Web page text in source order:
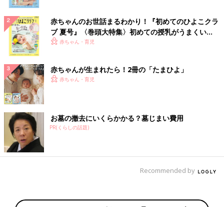
赤ちゃんのお世話まるわかり！『初めてのひよこクラ
ブ 夏号』〈巻頭大特集〉初めての授乳がうまくい
く！ おっぱい・ミルクの基本と夏のトラブル 解決テ
赤ちゃん・育児
赤ちゃんが生まれたら！2冊の「たまひよ」
赤ちゃん・育児
お墓の撤去にいくらかかる？墓じまい費用
PR(くらしの話題)
Recommended by